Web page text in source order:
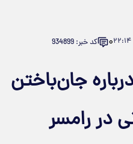
۲۲:۱۴۰ کد خبر: 934899
جان‌باختن
در رامسر